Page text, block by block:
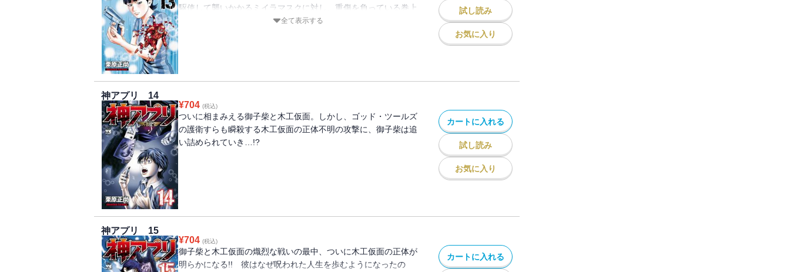
駆使して襲いかかるミイラマスクに対し、重傷を負っている巻上
全て表示する
試し読み
お気に入り
神アプリ 14
¥704 (税込)
ついに相まみえる御子柴と木工仮面。しかし、ゴッド・ツールズ
の護衛すらも瞬殺する木工仮面の正体不明の攻撃に、御子柴は追
い詰められていき…!?
カートに入れる
試し読み
お気に入り
神アプリ 15
¥704 (税込)
御子柴と木工仮面の熾烈な戦いの最中、ついに木工仮面の正体が
明らかになる!! 彼はなぜ呪われた人生を歩むようになったの
カートに入れる